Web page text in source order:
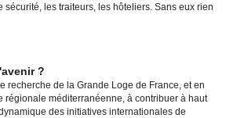
les traiteurs, les hôteliers. Sans eux rien
?
recherche de la Grande Loge de France, et en
méditerranéenne, à contribuer à haut
des initiatives internationales de